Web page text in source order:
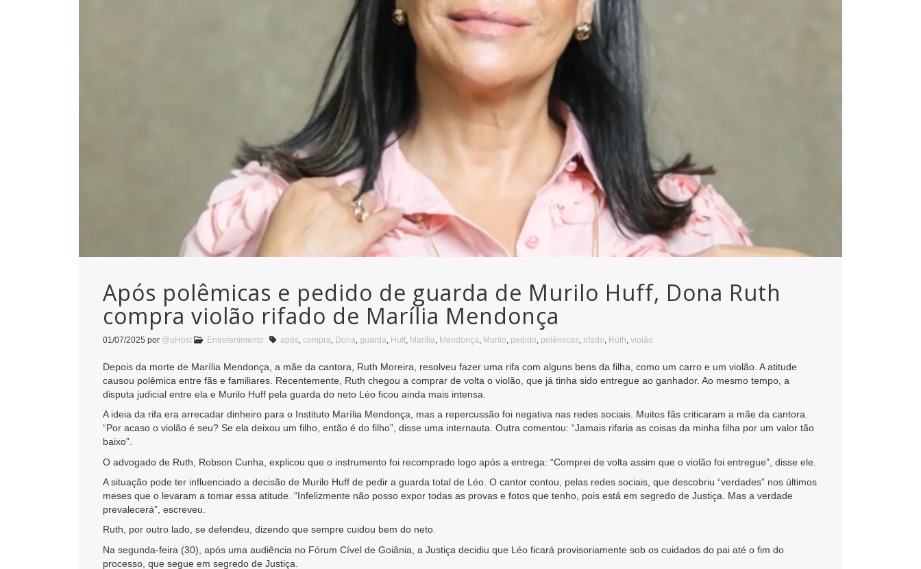
Após polêmicas e pedido de guarda de Murilo Huff, Dona Ruth
compra violão rifado de Marília Mendonça
01/07/2025 por @uHost Entretenimento após, compra, Dona, guarda, Huff, Marília, Mendonça, Murilo, pedido, polêmicas, rifado, Ruth, violão
Depois da morte de Marília Mendonça, a mãe da cantora, Ruth Moreira, resolveu fazer uma rifa com alguns bens da filha, como um carro e um violão. A atitude
causou polêmica entre fãs e familiares. Recentemente, Ruth chegou a comprar de volta o violão, que já tinha sido entregue ao ganhador. Ao mesmo tempo, a
disputa judicial entre ela e Murilo Huff pela guarda do neto Léo ficou ainda mais intensa.
A ideia da rifa era arrecadar dinheiro para o Instituto Marília Mendonça, mas a repercussão foi negativa nas redes sociais. Muitos fãs criticaram a mãe da cantora.
“Por acaso o violão é seu? Se ela deixou um filho, então é do filho”, disse uma internauta. Outra comentou: “Jamais rifaria as coisas da minha filha por um valor tão
baixo”.
O advogado de Ruth, Robson Cunha, explicou que o instrumento foi recomprado logo após a entrega: “Comprei de volta assim que o violão foi entregue”, disse ele.
A situação pode ter influenciado a decisão de Murilo Huff de pedir a guarda total de Léo. O cantor contou, pelas redes sociais, que descobriu “verdades” nos últimos
meses que o levaram a tomar essa atitude. “Infelizmente não posso expor todas as provas e fotos que tenho, pois está em segredo de Justiça. Mas a verdade
prevalecerá”, escreveu.
Ruth, por outro lado, se defendeu, dizendo que sempre cuidou bem do neto.
Na segunda-feira (30), após uma audiência no Fórum Cível de Goiânia, a Justiça decidiu que Léo ficará provisoriamente sob os cuidados do pai até o fim do
processo, que segue em segredo de Justiça.